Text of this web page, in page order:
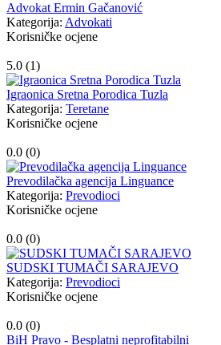
Advokat Ermin Gačanović
Kategorija: Advokati
Korisničke ocjene
5.0 (1)
Igraonica Sretna Porodica Tuzla
Kategorija: Teretane
Korisničke ocjene
0.0 (0)
Prevodilačka agencija Linguance
Kategorija: Prevodioci
Korisničke ocjene
0.0 (0)
SUDSKI TUMAČI SARAJEVO
Kategorija: Prevodioci
Korisničke ocjene
0.0 (0)
BiH Pravo - Besplatni neprofitabilni